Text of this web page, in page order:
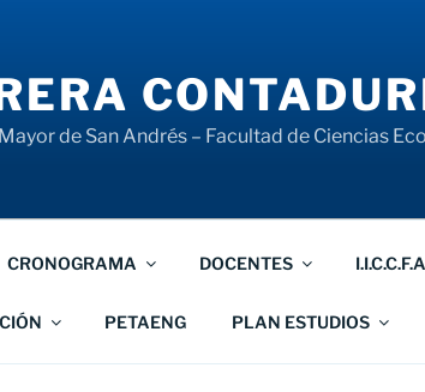
de San Andrés – Facultad de Ciencias
CRONOGRAMA DOCENTES
PETAENG PLAN ESTUDIOS